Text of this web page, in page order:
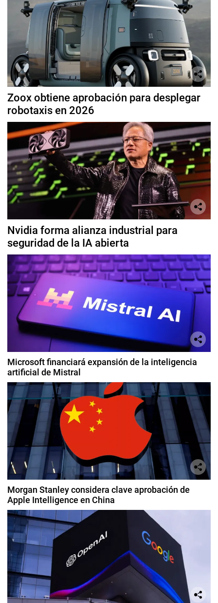
Zoox obtiene aprobación para desplegar
robotaxis en 2026
Nvidia forma alianza industrial para
seguridad de la IA abierta
Microsoft financiará expansión de la inteligencia
artificial de Mistral
Morgan Stanley considera clave aprobación de
Apple Intelligence en China